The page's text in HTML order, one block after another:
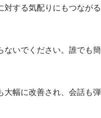
対する気配りにもつながる
ないでください。誰でも簡
大幅に改善され、会話も弾